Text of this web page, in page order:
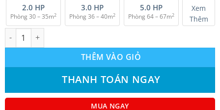
₫ 27.600.000.
là:
₫ 26.500.000.
2.0 HP
Phòng 30 – 35m2
3.0 HP
Phòng 36 – 40m2
5.0 HP
Phòng 64 – 67m2
Xem
Thêm
Máy lạnh tủ đứng Panasonic CS-C28FFH 3.0 HP (3 Ngựa) số
THÊM VÀO GIỎ
THANH TOÁN NGAY
MUA NGAY